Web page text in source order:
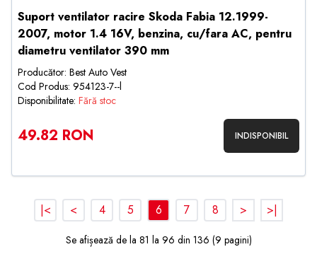
Suport ventilator racire Skoda Fabia 12.1999-
2007, motor 1.4 16V, benzina, cu/fara AC, pentru
diametru ventilator 390 mm
Producător: Best Auto Vest
Cod Produs: 954123-7--l
Disponibilitate: Fără stoc
49.82 RON INDISPONIBIL
|< < 4 5 6 7 8 > >|
Se afișează de la 81 la 96 din 136 (9 pagini)